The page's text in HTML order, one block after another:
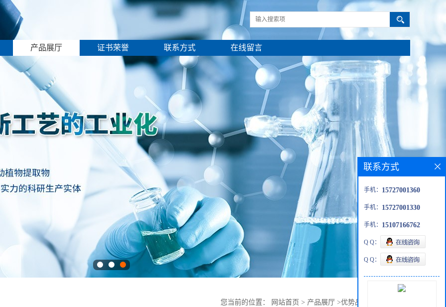
产品展厅 证书荣誉 联系方式 在线留言
您当前的位置： 网站首页 > 产品展厅 >优势品种
联系方式
手机： 15727001360
手机： 15727001330
手机： 15107166762
Q Q：
Q Q：